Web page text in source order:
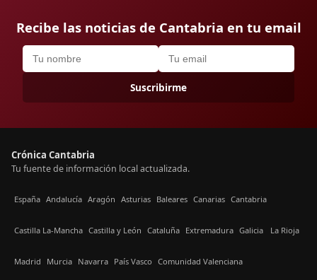
Recibe las noticias de Cantabria en tu email
Suscribirme
Crónica Cantabria
Tu fuente de información local actualizada.
España Andalucía Aragón Asturias Baleares Canarias Cantabria
Castilla La-Mancha Castilla y León Cataluña Extremadura Galicia La Rioja
Madrid Murcia Navarra País Vasco Comunidad Valenciana